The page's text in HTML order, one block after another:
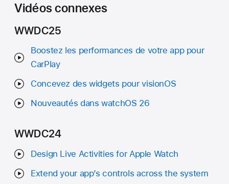
Vidéos connexes
WWDC25
Boostez les performances de votre app pour
CarPlay
Concevez des widgets pour visionOS
Nouveautés dans watchOS 26
WWDC24
Design Live Activities for Apple Watch
Extend your app’s controls across the system